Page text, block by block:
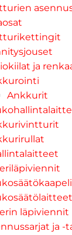
ja
Ankkurit
läpiviennit
ja -